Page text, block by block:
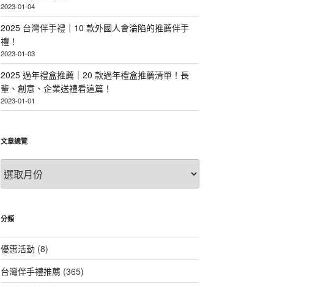
2023-01-04
2025 台灣伴手禮｜10 款外國人會淪陷的推薦伴手
禮！
2023-01-03
2025 過年禮盒推薦｜20 款過年禮盒推薦清單！長
輩、創意、企業送禮看這篇！
2023-01-01
文章總覽
章
總
分類
優惠活動(8)
台灣伴手禮推薦(365)